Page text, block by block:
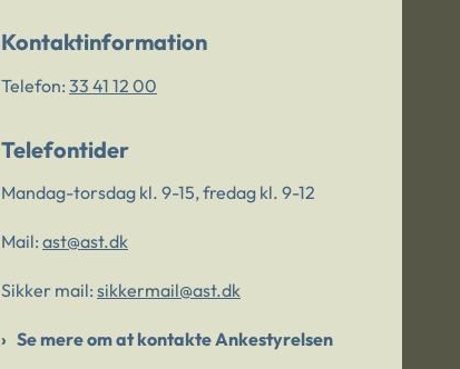
Kontaktinformation
Telefon: 33 41 12 00
Telefontider
Mandag-torsdag kl. 9-15, fredag kl. 9-12
Mail: ast@ast.dk
Sikker mail: sikkermail@ast.dk
Se mere om at kontakte Ankestyrelsen